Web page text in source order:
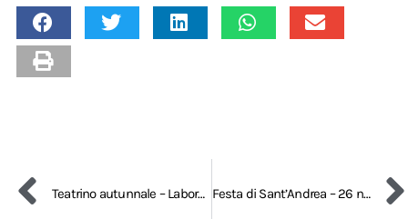
Teatrino autunnale – Laboratori educativi per i bambini – 29 ottobre 2023 Festa di Sant’Andrea – 26 novembre 2023 – 19:00 – 20:45